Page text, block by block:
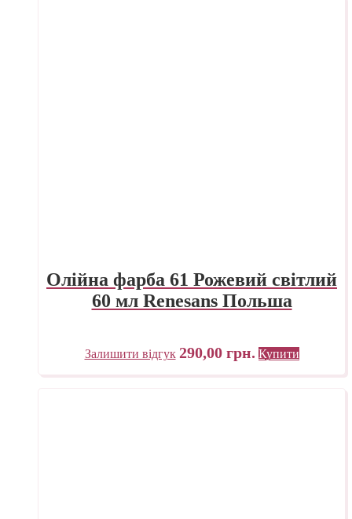
Олійна фарба 61 Рожевий світлий
60 мл Renesans Польша
Залишити відгук 290,00 грн. Купити